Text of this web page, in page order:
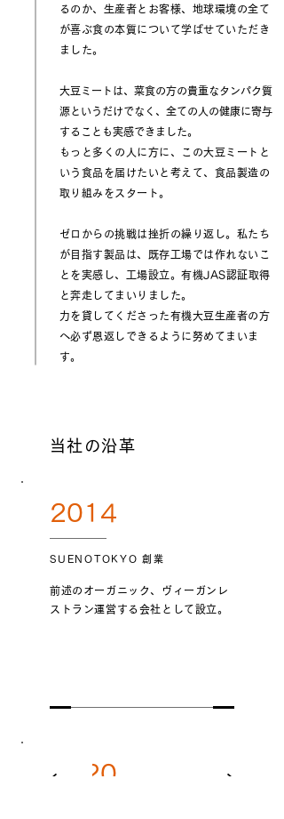
るのか、生産者とお客様、地球環境の全て
が喜ぶ食の本質について学ばせていただき
ました。
大豆ミートは、菜食の方の貴重なタンパク質
源というだけでなく、全ての人の健康に寄与
することも実感できました。
もっと多くの人に方に、この大豆ミートと
いう食品を届けたいと考えて、食品製造の
取り組みをスタート。
ゼロからの挑戦は挫折の繰り返し。私たち
が目指す製品は、既存工場では作れないこ
とを実感し、工場設立。有機JAS認証取得
と奔走してまいりました。
力を貸してくださった有機大豆生産者の方
へ必ず恩返しできるように努めてまいま
す。
2014
SUENOTOKYO 創業
前述のオーガニック、ヴィーガンレ
ストラン運営する会社として設立。
2020
当社の沿革